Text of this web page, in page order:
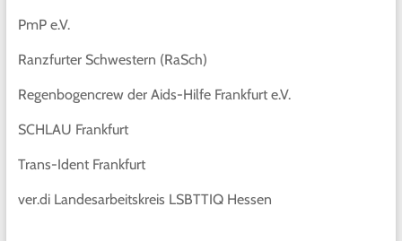
PmP e.V.
Ranzfurter Schwestern (RaSch)
Regenbogencrew der Aids-Hilfe Frankfurt e.V.
SCHLAU Frankfurt
Trans-Ident Frankfurt
ver.di Landesarbeitskreis LSBTTIQ Hessen